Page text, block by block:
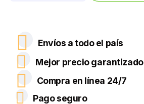
Envíos a todo el país
Mejor precio garantizado
Compra en línea 24/7
Pago seguro